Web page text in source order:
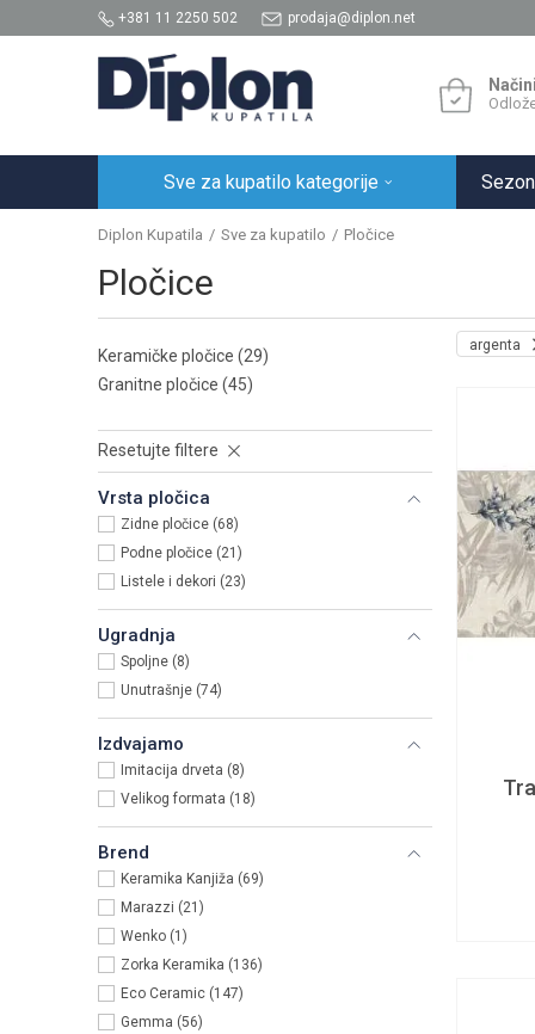
+381 11 2250 502 prodaja@diplon.net
Sve za kupatilo kategorije
Diplon Kupatila Sve za kupatilo Pločice
Pločice
Keramičke pločice (29)
Granitne pločice (45)
Resetujte filtere
Vrsta pločica
Zidne pločice (68)
Podne pločice (21)
Listele i dekori (23)
Ugradnja
Spoljne (8)
Unutrašnje (74)
Izdvajamo
Imitacija drveta (8)
Velikog formata (18)
Brend
Keramika Kanjiža (69)
Marazzi (21)
Wenko (1)
Zorka Keramika (136)
Eco Ceramic (147)
Gemma (56)
argenta